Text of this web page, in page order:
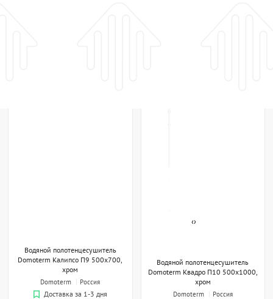
‹›
Водяной полотенцесушитель
Domoterm Калипсо П9 500x700,
хром
Domoterm
Россия
Доставка за 1-3 дня
Водяной полотенцесушитель
Domoterm Квадро П10 500х1000,
хром
Domoterm
Россия